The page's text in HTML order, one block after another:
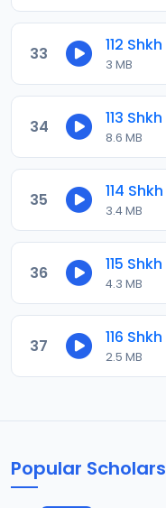
33
3 MB
34
8.6 MB
35
3.4 MB
36
4.3 MB
37
2.5 MB
Popular Scholars